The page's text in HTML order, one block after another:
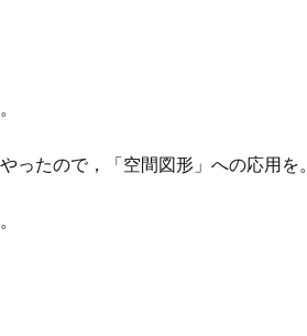
ったので，「空間図形」への応用を。